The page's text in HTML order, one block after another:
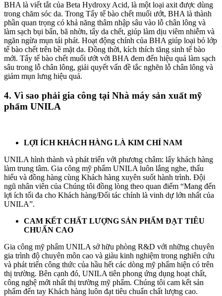
BHA là viết tắt của Beta Hydroxy Acid, là một loại axit được dùng
trong chăm sóc da. Trong Tẩy tế bào chết muối ướt, BHA là thành
phần quan trọng có khả năng thâm nhập sâu vào lỗ chân lông và
làm sạch bụi bẩn, bã nhờn, tẩy da chết, giúp làm dịu viêm nhiễm và
ngăn ngừa mụn tái phát. Hoạt động chính của BHA giúp loại bỏ lớp
tế bào chết trên bề mặt da. Đồng thời, kích thích tăng sinh tế bào
mới. Tẩy tế bào chết muối ướt với BHA đem đến hiệu quả làm sạch
sâu trong lỗ chân lông, giải quyết vấn đề tắc nghẽn lỗ chân lông và
giảm mụn lưng hiệu quả.
4. Vì sao phải gia công tại Nhà máy sản xuất mỹ
phẩm UNILA
LỢI ÍCH KHÁCH HÀNG LÀ KIM CHỈ NAM
UNILA hình thành và phát triển với phương châm: lấy khách hàng
làm trung tâm. Gia công mỹ phẩm UNILA luôn lắng nghe, thấu
hiểu và đồng hàng cùng Khách hàng xuyên suốt hành trình. Đội
ngũ nhân viên của Chúng tôi đồng lòng theo quan điểm “Mang đến
lợi ích tối đa cho Khách hàng/Đối tác chính là vinh dự lớn nhất của
UNILA”.
CAM KẾT CHẤT LƯỢNG SẢN PHẨM ĐẠT TIÊU
CHUẨN CAO
Gia công mỹ phẩm UNILA sở hữu phòng R&D với những chuyên
gia trình độ chuyên môn cao và giàu kinh nghiệm trong nghiên cứu
và phát triển công thức của hầu hết các dòng mỹ phẩm hiện có trên
thị trường. Bên cạnh đó, UNILA tiên phong ứng dụng hoạt chất,
công nghệ mới nhất thị trường mỹ phẩm. Chúng tôi cam kết sản
phẩm đến tay Khách hàng luôn đạt tiêu chuẩn chất lượng cao.